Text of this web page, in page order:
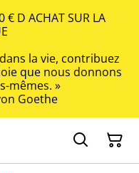
€ D ACHAT SUR LA
la vie, contribuez
que nous donnons
mêmes. »
Goethe